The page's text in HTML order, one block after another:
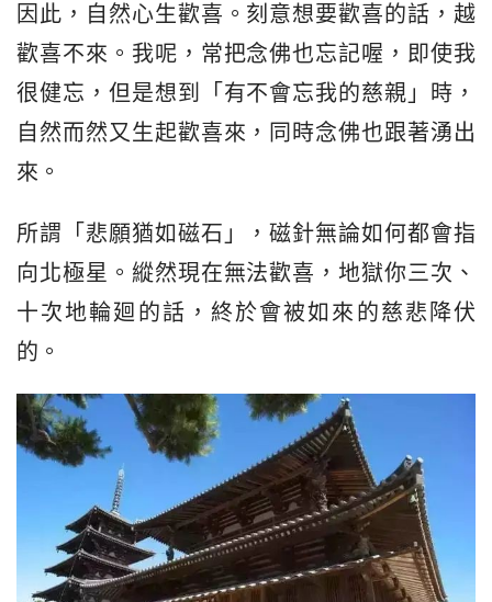
因此，自然心生歡喜。刻意想要歡喜的話，越
歡喜不來。我呢，常把念佛也忘記喔，即使我
很健忘，但是想到「有不會忘我的慈親」時，
自然而然又生起歡喜來，同時念佛也跟著湧出
來。
所謂「悲願猶如磁石」，磁針無論如何都會指
向北極星。縱然現在無法歡喜，地獄你三次、
十次地輪廻的話，終於會被如來的慈悲降伏
的。